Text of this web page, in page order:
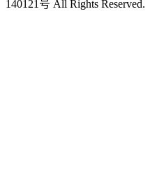
140121号 All Rights Reserved.